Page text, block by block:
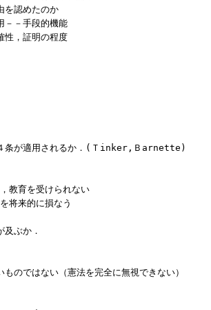
認めたのか
－手段的機能
，証明の程度
４条が適用されるか．(Ｔinker,Ｂarnette)
を受けられない
来的に損なう
ぶか．
はない（憲法を完全に無視できない）